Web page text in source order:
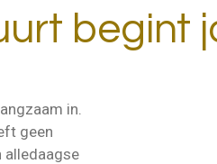
begint
in.
geen
alledaagse